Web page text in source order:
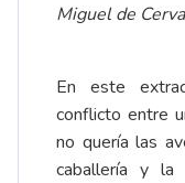
Miguel de
En este
conflicto entre
no quería las
caballería y la